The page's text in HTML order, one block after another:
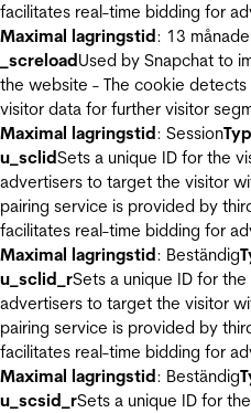
facilitates real-time bidding for
Maximal lagringstid: 13
_screloadUsed by Snapchat to
the website - The cookie
visitor data for further visitor
Maximal lagringstid: SessionTyp
u_sclidSets a unique ID for the
advertisers to target the visitor
pairing service is provided by
facilitates real-time bidding for
Maximal lagringstid: Beständig
u_sclid_rSets a unique ID for
advertisers to target the visitor
pairing service is provided by
facilitates real-time bidding for
Maximal lagringstid: Beständig
u_scsid_rSets a unique ID for